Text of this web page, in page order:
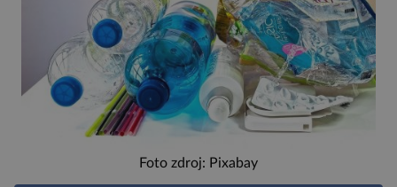
Foto zdroj: Pixabay